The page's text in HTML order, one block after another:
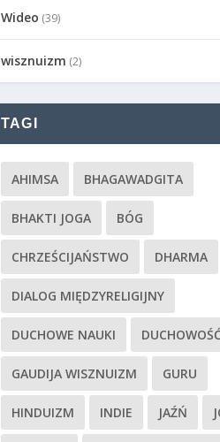
Wideo (39)
wisznuizm (2)
TAGI
AHIMSA BHAGAWADGITA
BHAKTI JOGA BÓG
CHRZEŚCIJAŃSTWO DHARMA
DIALOG MIĘDZYRELIGIJNY
DUCHOWE NAUKI
GAUDIJA WISZNUIZM GURU
HINDUIZM INDIE JAŹŃ